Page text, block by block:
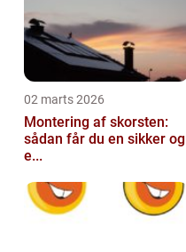
02 marts 2026
Montering af skorsten:
sådan får du en sikker og
e...